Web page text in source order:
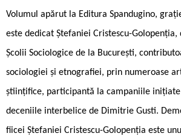
Volumul apărut la Editura Spandugino,
este dedicat Ștefaniei Cristescu-
Școlii Sociologice de la București,
sociologiei și etnografiei, prin numeroase
științifice, participantă la campaniile
deceniile interbelice de Dimitrie Gusti.
fiicei Ștefaniei Cristescu-Golopenția este